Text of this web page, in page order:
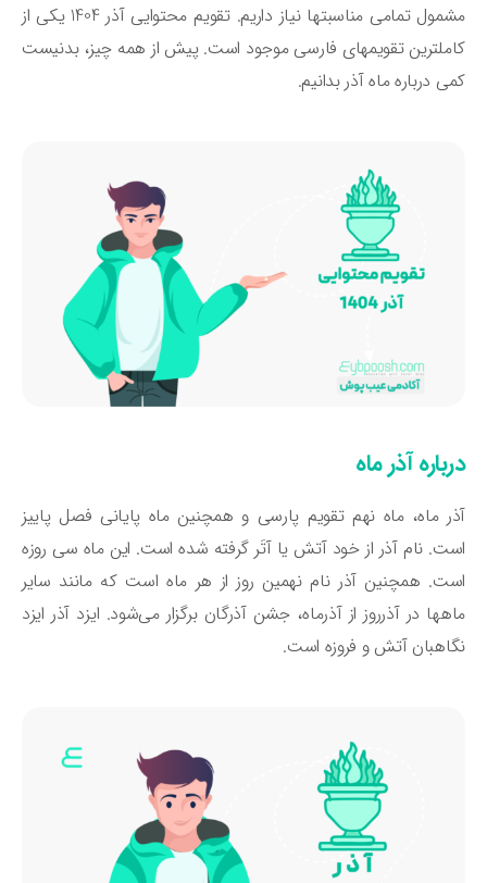
مشمول تمامی مناسبتها نیاز داریم. تقویم محتوایی آذر 1404 یکی از
تقویمهای فارسی موجود است. پیش از همه چیز، بدنیست
درباره ماه آذر بدانیم.
آذر ماه
ماه، ماه نهم تقویم پارسی و همچنین ماه پایانی فصل پاییز
نام آذر از خود آتش یا آتَر گرفته شده است. این ماه سی روزه
همچنین آذر نام نهمین روز از هر ماه است که مانند سایر
در آذرروز از آذرماه، جشن آذرگان برگزار می‌شود. ایزد آذر ایزد
آتش و فروزه است.